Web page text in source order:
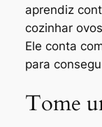
aprendiz
cozinhar
Ele conta
para
Tome